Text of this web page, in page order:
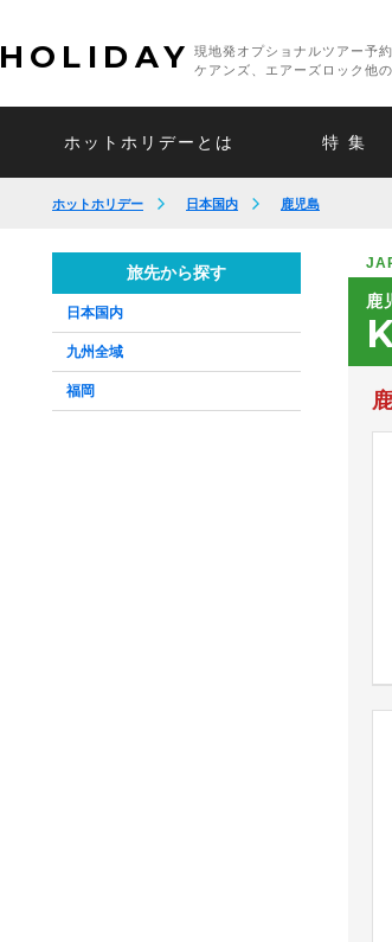
HOLIDAY
現地発オプショナルツアー予
ケアンズ、エアーズロック他の
ホットホリデーとは 特 集
ホットホリデー 日本国内 鹿児島
鹿
旅先から探す
日本国内
九州全域
福岡